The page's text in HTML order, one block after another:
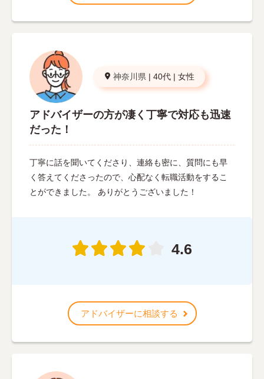
神奈川県 | 40代 | 女性
アドバイザーの方が凄く丁寧で対応も迅速
だった！
丁寧に話を聞いてくださり、連絡も密に、質問にも早
く答えてくださったので、心配なく転職活動をするこ
とができました。 ありがとうございました！
4.6
アドバイザーに相談する